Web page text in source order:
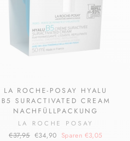
LA ROCHE-POSAY HYALU
B5 SURACTIVATED CREAM
NACHFÜLLPACKUNG
LA ROCHE POSAY
Normaler
€37,95 Sonderpreis
€34,90 Sparen €3,05